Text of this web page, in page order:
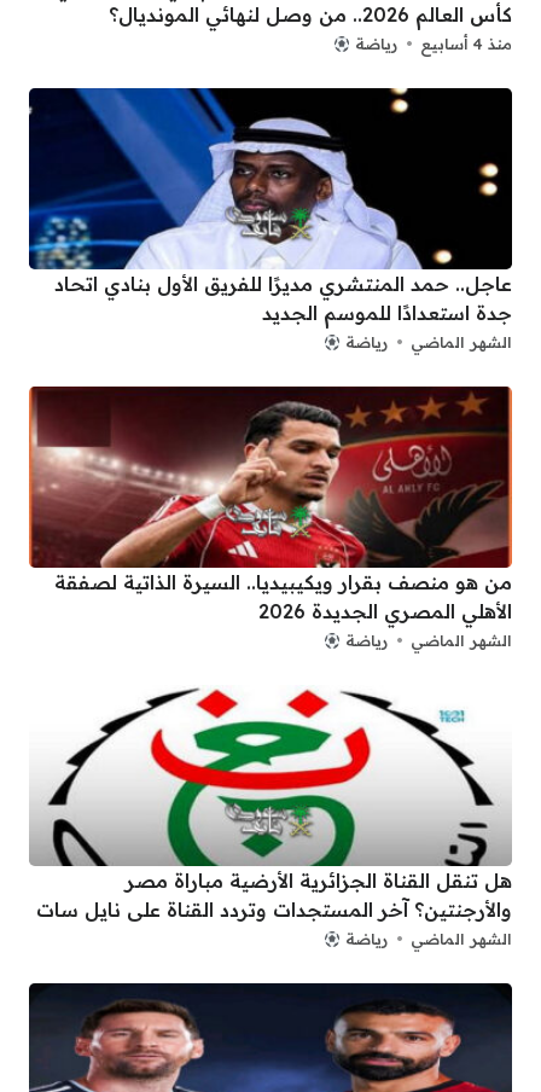
كأس العالم 2026.. من وصل لنهائي المونديال؟
منذ 4 أسابيع رياضة
عاجل.. حمد المنتشري مديرًا للفريق الأول بنادي اتحاد
جدة استعدادًا للموسم الجديد
الشهر الماضي رياضة
من هو منصف بقرار ويكيبيديا.. السيرة الذاتية لصفقة
الأهلي المصري الجديدة 2026
الشهر الماضي رياضة
هل تنقل القناة الجزائرية الأرضية مباراة مصر
والأرجنتين؟ آخر المستجدات وتردد القناة على نايل سات
الشهر الماضي رياضة